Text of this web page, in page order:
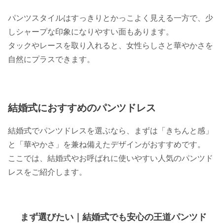
パンツスタイルはすっきりとかっこよく見える一方で、少
しシャープな印象になりやすい面もあります。
タックやレースを取り入れると、女性らしさと華やかさを
自然にプラスできます。
結婚式におすすめのパンツドレス
結婚式でパンツドレスを選ぶなら、まずは「きちんと感」
と「華やかさ」を兼ね備えたデザインがおすすめです。
ここでは、結婚式やお呼ばれに使いやすい人気のパンツド
レスをご紹介します。
まず選びたい｜結婚式でも安心の王道パンツド